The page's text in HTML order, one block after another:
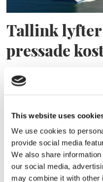
This website uses
We use cookies to
provide social media
We also share
our social media,
may combine it with other
Tallink
pressade